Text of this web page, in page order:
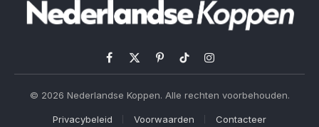
Facebook
X
PinterestTikTokInstagram
© 2026 Nederlandse Koppen. Alle rechten voorbehouden.
Privacybeleid Voorwaarden Contacteer